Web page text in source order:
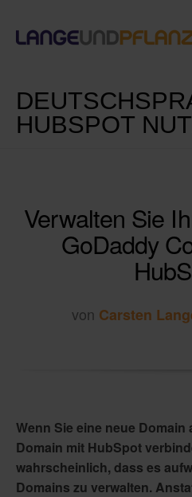
HUBSPOT
Verwalten Sie
GoDaddy
von Carsten
Wenn Sie eine neue
Domain mit HubSpot
wahrscheinlich, dass es
Domains zu verwalten.